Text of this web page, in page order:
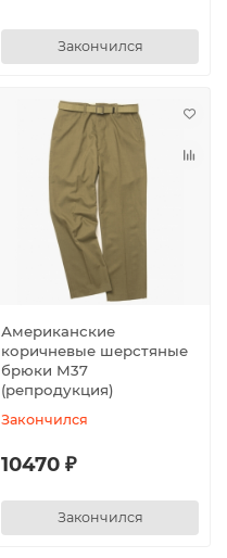
Закончился
Американские
коричневые шерстяные
брюки M37
(репродукция)
Закончился
10470 ₽
Закончился